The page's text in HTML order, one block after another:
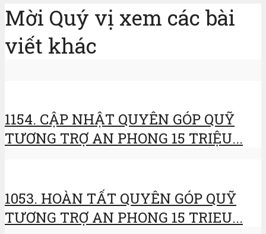
Mời Quý vị xem các bài
viết khác
1154. CẬP NHẬT QUYÊN GÓP QUỸ
TƯƠNG TRỢ AN PHONG 15 TRIỆU...
1053. HOÀN TẤT QUYÊN GÓP QUỸ
TƯƠNG TRỢ AN PHONG 15 TRIEU...